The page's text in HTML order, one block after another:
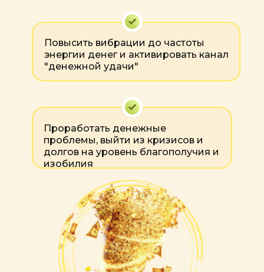
Проработать денежные
проблемы, выйти из кризисов и
долгов на уровень благополучия и
изобилия
Повысить вибрации до частоты
энергии денег и активировать канал
"денежной удачи"